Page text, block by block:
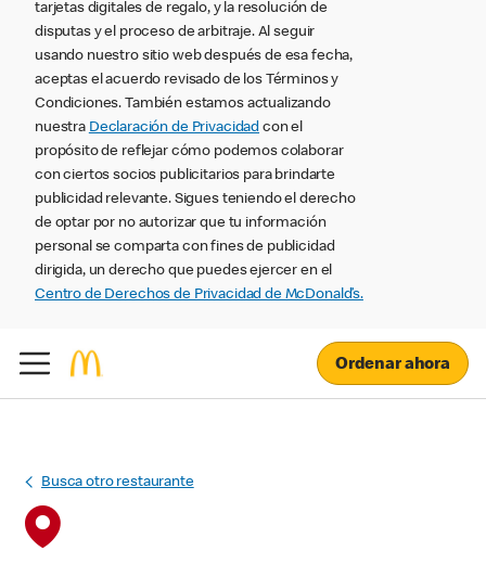
tarjetas digitales de regalo, y la resolución de
disputas y el proceso de arbitraje. Al seguir
usando nuestro sitio web después de esa fecha,
aceptas el acuerdo revisado de los Términos y
Condiciones. También estamos actualizando
nuestra Declaración de Privacidad con el
propósito de reflejar cómo podemos colaborar
con ciertos socios publicitarios para brindarte
publicidad relevante. Sigues teniendo el derecho
de optar por no autorizar que tu información
personal se comparta con fines de publicidad
dirigida, un derecho que puedes ejercer en el
Centro de Derechos de Privacidad de McDonald’s.
Ordenar ahora
Busca otro restaurante